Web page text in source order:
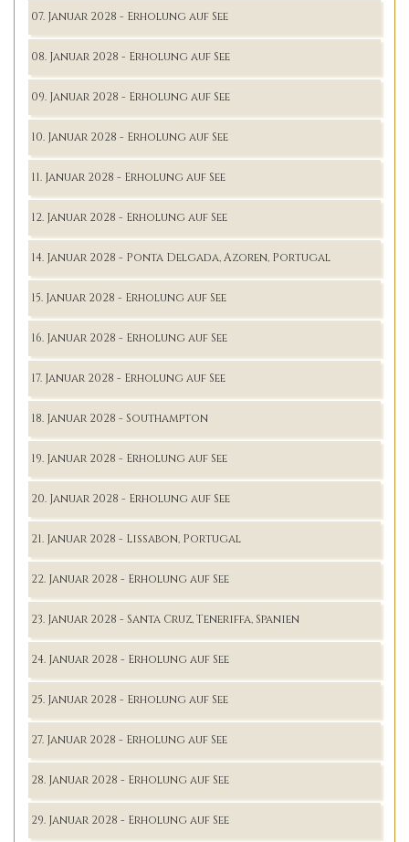
07. Januar 2028 - Erholung auf See
08. Januar 2028 - Erholung auf See
09. Januar 2028 - Erholung auf See
10. Januar 2028 - Erholung auf See
11. Januar 2028 - Erholung auf See
12. Januar 2028 - Erholung auf See
14. Januar 2028 - Ponta Delgada, Azoren, Portugal
15. Januar 2028 - Erholung auf See
16. Januar 2028 - Erholung auf See
17. Januar 2028 - Erholung auf See
18. Januar 2028 - Southampton
19. Januar 2028 - Erholung auf See
20. Januar 2028 - Erholung auf See
21. Januar 2028 - Lissabon, Portugal
22. Januar 2028 - Erholung auf See
23. Januar 2028 - Santa Cruz, Teneriffa, Spanien
24. Januar 2028 - Erholung auf See
25. Januar 2028 - Erholung auf See
27. Januar 2028 - Erholung auf See
28. Januar 2028 - Erholung auf See
29. Januar 2028 - Erholung auf See